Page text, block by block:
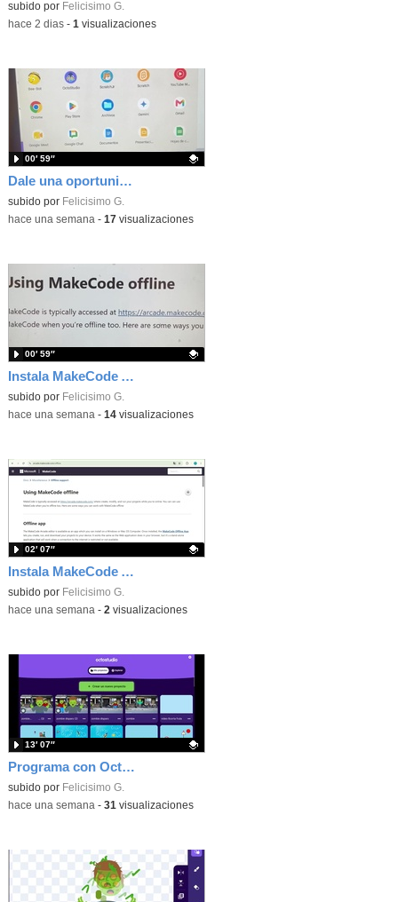
Contenido educativo.
subido por Felicisimo G.
-hace 2 dias- 1 visualizaciones
Dale una oportunidad a los Chromebooks y utiliza un proyector para realizar talleres si no tienes pantallas táctiles
Contenido educativo.
subido por Felicisimo G.
00′ 59″
-hace una semana - 17 visualizaciones
Instala MakeCode Arcade para trabajar offline en tu tablet, ordenador, Chromebook
Contenido educativo.
subido por Felicisimo G.
00′ 59″
-hace una semana - 14visualizaciones
Instala MakeCode Arcade offline para programar grandes juegos sin necesidad de Internet
Contenido educativo.
subido por Felicisimo G.
02′ 07″
-hace una semana - 2 visualizaciones
Programa con OctoStudio, un juego de disparos contra Zombies con un cargador basado en el House of the dead
Contenido educativo.
subido por Felicisimo G.
13′ 07″
-hace una semana - 31 visualizaciones